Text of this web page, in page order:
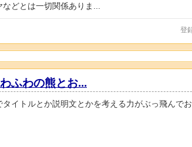
どとは一切関係ありま...
登
ふわの熊とお...
イトルとか説明文とかを考える力がぶっ飛んでお